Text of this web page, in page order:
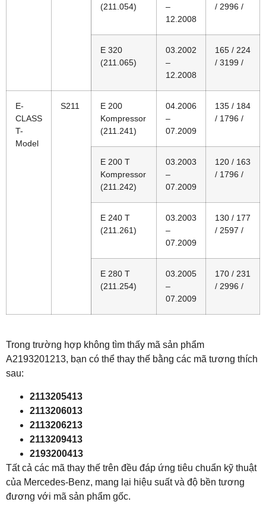
(211.054)
–
12.2008
/ 2996 /
E 320
(211.065)
03.2002
–
12.2008
165 / 224
/ 3199 /
E-
CLASS
T-
Model
S211
E 200
Kompressor
(211.241)
04.2006
–
07.2009
135 / 184
/ 1796 /
E 200 T
Kompressor
(211.242)
03.2003
–
07.2009
120 / 163
/ 1796 /
E 240 T
(211.261)
03.2003
–
07.2009
130 / 177
/ 2597 /
E 280 T
(211.254)
03.2005
–
07.2009
170 / 231
/ 2996 /
Trong trường hợp không tìm thấy mã sản phẩm
A2193201213, bạn có thể thay thế bằng các mã tương thích
sau:
2113205413
2113206013
2113206213
2113209413
2193200413
Tất cả các mã thay thế trên đều đáp ứng tiêu chuẩn kỹ thuật
của Mercedes-Benz, mang lại hiệu suất và độ bền tương
đương với mã sản phẩm gốc.